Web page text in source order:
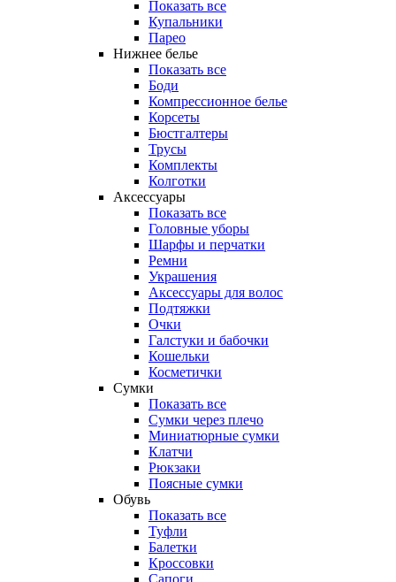
Показать все
Купальники
Парео
Нижнее белье
Показать все
Боди
Компрессионное белье
Корсеты
Бюстгалтеры
Трусы
Комплекты
Колготки
Аксессуары
Показать все
Головные уборы
Шарфы и перчатки
Ремни
Украшения
Аксессуары для волос
Подтяжки
Очки
Галстуки и бабочки
Кошельки
Косметички
Сумки
Показать все
Сумки через плечо
Миниатюрные cумки
Клатчи
Рюкзаки
Поясные сумки
Обувь
Показать все
Туфли
Балетки
Кроссовки
Сапоги